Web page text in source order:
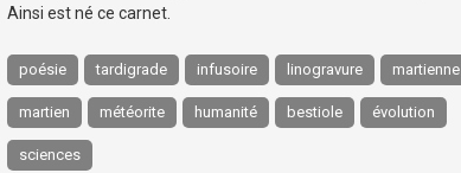
Ainsi est né ce carnet.
poésie tardigrade infusoire linogravure martienne
martien météorite humanité bestiole évolution
sciences